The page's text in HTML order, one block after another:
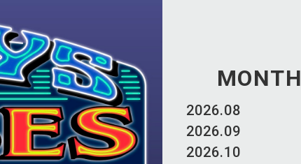
MONTH
2026.08
2026.09
2026.10